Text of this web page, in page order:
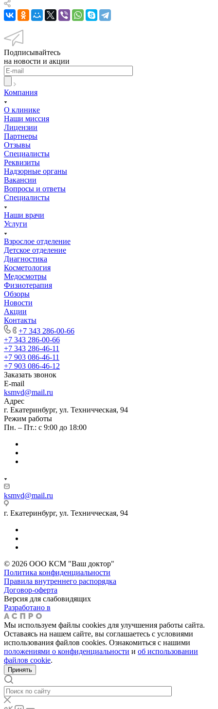
Подписывайтесь
на новости и акции
Компания
О клинике
Наши миссия
Лицензии
Партнеры
Отзывы
Специалисты
Реквизиты
Надзорные органы
Вакансии
Вопросы и ответы
Специалисты
Наши врачи
Услуги
Взрослое отделение
Детское отделение
Диагностика
Косметология
Медосмотры
Физиотерапия
Обзоры
Новости
Акции
Контакты
+7 343 286-00-66
+7 343 286-00-66
+7 343 286-46-11
+7 903 086-46-11
+7 903 086-46-12
Заказать звонок
E-mail
ksmvd@mail.ru
Адрес
г. Екатеринбург, ул. Техничческая, 94
Режим работы
Пн. – Пт.: с 9:00 до 18:00
ksmvd@mail.ru
г. Екатеринбург, ул. Техничческая, 94
© 2026 ООО КСМ "Ваш доктор"
Политика конфиденциальности
Правила внутреннего распорядка
Договор-оферта
Версия для слабовидящих
Разработано в
Мы используем файлы cookies для улучшения работы сайта.
Оставаясь на нашем сайте, вы соглашаетесь с условиями
использования файлов cookies. Ознакомиться с нашими
положениями о конфиденциальности и об использовании
файлов cookie.
Принять